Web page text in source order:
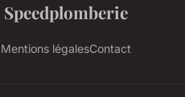
Speedplomberie
Mentions légalesContact